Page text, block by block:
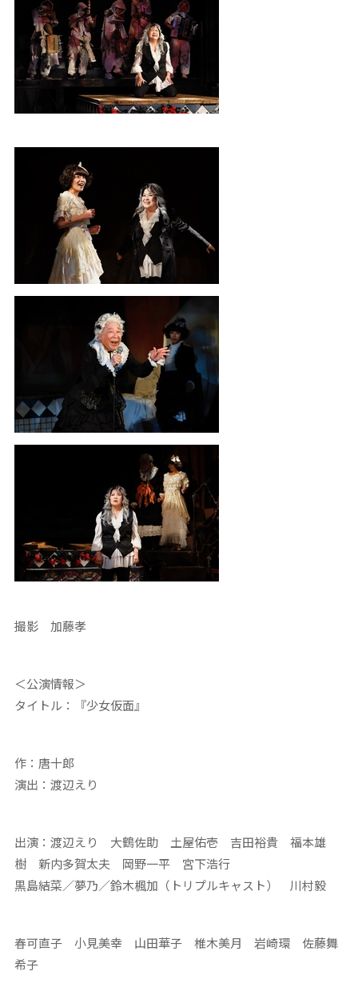
撮影 加藤孝
＜公演情報＞
タイトル：『少女仮面』
作：唐十郎
演出：渡辺えり
出演：渡辺えり 大鶴佐助 土屋佑壱 吉田裕貴 福本雄
樹 新内多賀太夫 岡野一平 宮下浩行
黒島結菜／夢乃／鈴木楓加（トリプルキャスト） 川村毅
春可直子 小見美幸 山田華子 椎木美月 岩崎環 佐藤舞
希子